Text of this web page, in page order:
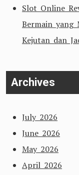
Slot Online
Bermain yang
Kejutan dan
Archives
July 2026
June 2026
May 2026
April 2026